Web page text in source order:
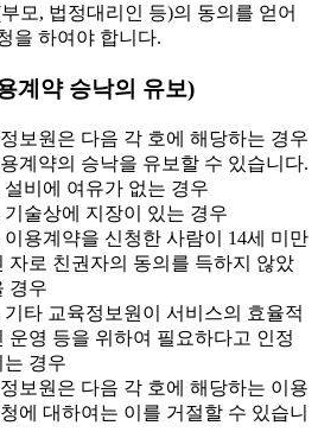
모, 법정대리인 등)의 동의를 얻어
을 하여야 합니다.
계약 승낙의 유보)
보원은 다음 각 호에 해당하는 경우
계약의 승낙을 유보할 수 있습니다.
설비에 여유가 없는 경우
기술상에 지장이 있는 경우
이용계약을 신청한 사람이 14세 미만
자로 친권자의 동의를 득하지 않았
경우
기타 교육정보원이 서비스의 효율적
운영 등을 위하여 필요하다고 인정
는 경우
보원은 다음 각 호에 해당하는 이용
에 대하여는 이를 거절할 수 있습니